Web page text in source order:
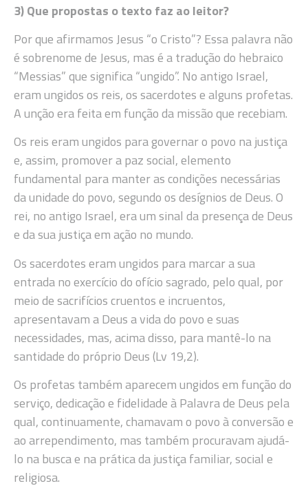
3) Que propostas o texto faz ao leitor?
Por que afirmamos Jesus “o Cristo”? Essa palavra não
é sobrenome de Jesus, mas é a tradução do hebraico
“Messias” que significa “ungido”. No antigo Israel,
eram ungidos os reis, os sacerdotes e alguns profetas.
A unção era feita em função da missão que recebiam.
Os reis eram ungidos para governar o povo na justiça
e, assim, promover a paz social, elemento
fundamental para manter as condições necessárias
da unidade do povo, segundo os desígnios de Deus. O
rei, no antigo Israel, era um sinal da presença de Deus
e da sua justiça em ação no mundo.
Os sacerdotes eram ungidos para marcar a sua
entrada no exercício do ofício sagrado, pelo qual, por
meio de sacrifícios cruentos e incruentos,
apresentavam a Deus a vida do povo e suas
necessidades, mas, acima disso, para mantê-lo na
santidade do próprio Deus (Lv 19,2).
Os profetas também aparecem ungidos em função do
serviço, dedicação e fidelidade à Palavra de Deus pela
qual, continuamente, chamavam o povo à conversão e
ao arrependimento, mas também procuravam ajudá-
lo na busca e na prática da justiça familiar, social e
religiosa.